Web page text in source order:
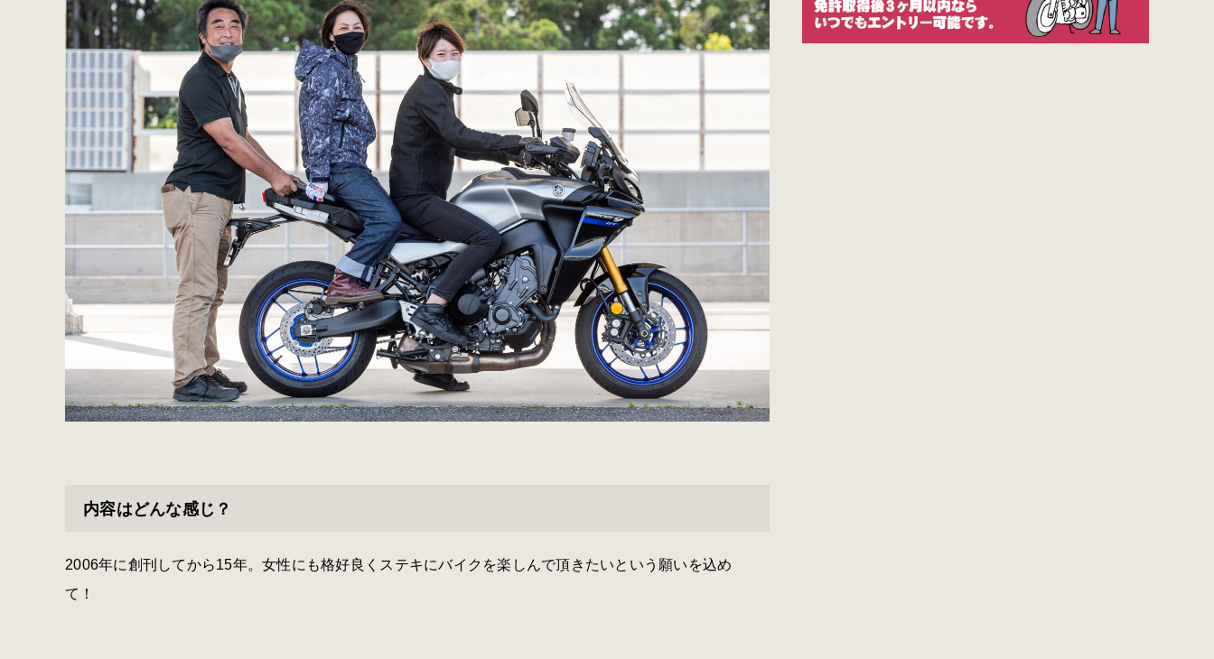
内容はどんな感じ？
2006年に創刊してから15年。女性にも格好良くステキにバイクを楽しんで頂きたいという願いを込め
て！